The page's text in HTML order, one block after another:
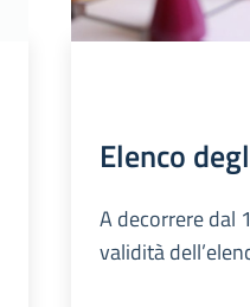
Elenco
A decorrere dal
validità